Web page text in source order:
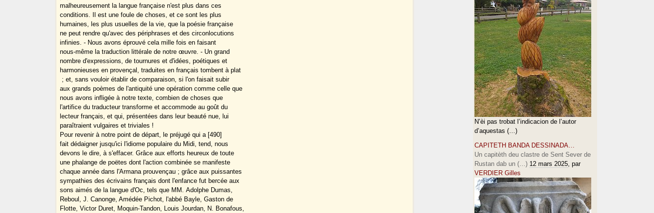
malheureusement la langue française n'est plus dans ces
conditions. Il est une foule de choses, et ce sont les plus
humaines, les plus usuelles de la vie, que la poésie française
ne peut rendre qu'avec des périphrases et des circonlocutions
infinies. - Nous avons éprouvé cela mille fois en faisant
nous-même la traduction littérale de notre œuvre. - Un grand
nombre d'expressions, de tournures et d'idées, poétiques et
harmonieuses en provençal, traduites en français tombent à plat
; et, sans vouloir établir de comparaison, si l'on faisait subir
aux grands poèmes de l'antiquité une opération comme celle que
nous avons infligée à notre texte, combien de choses que
l'artifice du traducteur transforme et accommode au goût du
lecteur français, et qui, présentées dans leur beauté nue, lui
paraîtraient vulgaires et triviales !
Pour revenir à notre point de départ, le préjugé qui a [490]
fait dédaigner jusqu'ici l'idiome populaire du Midi, tend, nous
devons le dire, à s'effacer. Grâce aux efforts heureux de toute
une phalange de poëtes dont l'action combinée se manifeste
chaque année dans l'Armana prouvençau ; grâce aux puissantes
sympathies des écrivains français dont l'enfance fut bercée aux
sons aimés de la langue d'Oc, tels que MM. Adolphe Dumas,
Reboul, J. Canonge, Amédée Pichot, l'abbé Bayle, Gaston de
Flotte, Victor Duret, Moquin-Tandon, Louis Jourdan, N. Bonafous,
N’èi pas trobat l’indicacion de l’autor
d’aquestas (…)
CAPITETH BANDA DESSINADA…
Un capitèth deu clastre de Sent Sever de
Rustan dab un (…) 12 mars 2025, par
VERDIER Gilles